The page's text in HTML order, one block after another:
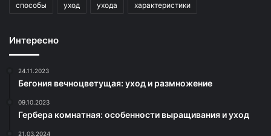
способы уход ухода характеристики
Интересно
24.11.2023
Бегония вечноцветущая: уход и размножение
09.10.2023
Гербера комнатная: особенности выращивания и уход
21.03.2024